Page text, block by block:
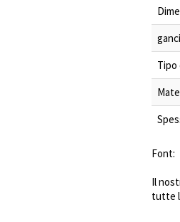
Tipo
Font:
Il
tutte